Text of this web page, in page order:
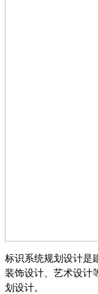
标识系统规划设计是
装饰设计
艺术设计
划设计。